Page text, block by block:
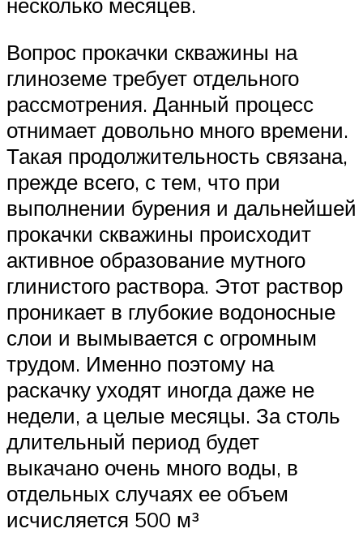
Вопрос прокачки скважины на
глиноземе требует отдельного
рассмотрения. Данный процесс
отнимает довольно много времени.
Такая продолжительность связана,
прежде всего, с тем, что при
выполнении бурения и дальнейшей
прокачки скважины происходит
активное образование мутного
глинистого раствора. Этот раствор
проникает в глубокие водоносные
слои и вымывается с огромным
трудом. Именно поэтому на
раскачку уходят иногда даже не
недели, а целые месяцы. За столь
длительный период будет
выкачано очень много воды, в
отдельных случаях ее объем
исчисляется 500 м³